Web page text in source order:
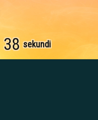
37 sekundi